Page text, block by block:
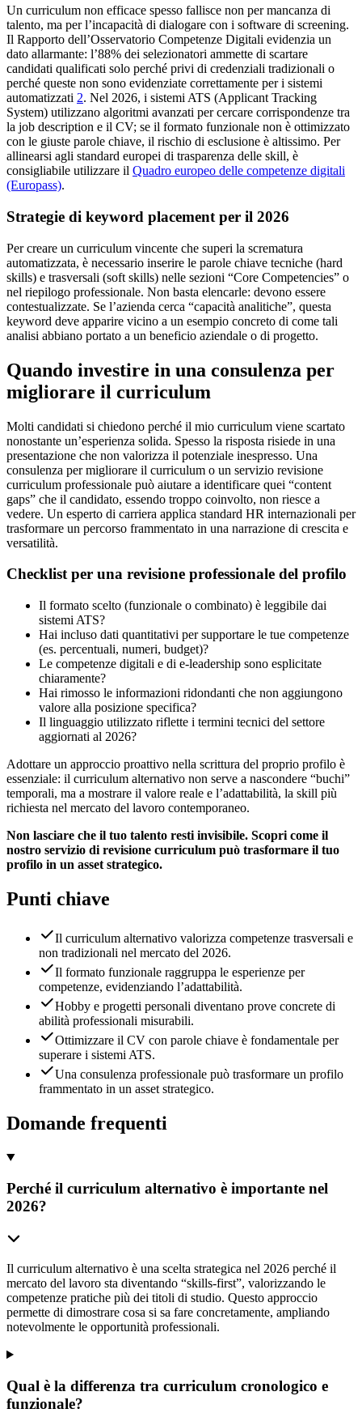
Un curriculum non efficace spesso fallisce non per mancanza di
talento, ma per l’incapacità di dialogare con i software di screening.
Il Rapporto dell’Osservatorio Competenze Digitali evidenzia un
dato allarmante: l’88% dei selezionatori ammette di scartare
candidati qualificati solo perché privi di credenziali tradizionali o
perché queste non sono evidenziate correttamente per i sistemi
automatizzati 2. Nel 2026, i sistemi ATS (Applicant Tracking
System) utilizzano algoritmi avanzati per cercare corrispondenze tra
la job description e il CV; se il formato funzionale non è ottimizzato
con le giuste parole chiave, il rischio di esclusione è altissimo. Per
allinearsi agli standard europei di trasparenza delle skill, è
consigliabile utilizzare il Quadro europeo delle competenze digitali
(Europass).
Strategie di keyword placement per il 2026
Per creare un curriculum vincente che superi la scrematura
automatizzata, è necessario inserire le parole chiave tecniche (hard
skills) e trasversali (soft skills) nelle sezioni “Core Competencies” o
nel riepilogo professionale. Non basta elencarle: devono essere
contestualizzate. Se l’azienda cerca “capacità analitiche”, questa
keyword deve apparire vicino a un esempio concreto di come tali
analisi abbiano portato a un beneficio aziendale o di progetto.
Quando investire in una consulenza per
migliorare il curriculum
Molti candidati si chiedono perché il mio curriculum viene scartato
nonostante un’esperienza solida. Spesso la risposta risiede in una
presentazione che non valorizza il potenziale inespresso. Una
consulenza per migliorare il curriculum o un servizio revisione
curriculum professionale può aiutare a identificare quei “content
gaps” che il candidato, essendo troppo coinvolto, non riesce a
vedere. Un esperto di carriera applica standard HR internazionali per
trasformare un percorso frammentato in una narrazione di crescita e
versatilità.
Checklist per una revisione professionale del profilo
Il formato scelto (funzionale o combinato) è leggibile dai
sistemi ATS?
Hai incluso dati quantitativi per supportare le tue competenze
(es. percentuali, numeri, budget)?
Le competenze digitali e di e-leadership sono esplicitate
chiaramente?
Hai rimosso le informazioni ridondanti che non aggiungono
valore alla posizione specifica?
Il linguaggio utilizzato riflette i termini tecnici del settore
aggiornati al 2026?
Adottare un approccio proattivo nella scrittura del proprio profilo è
essenziale: il curriculum alternativo non serve a nascondere “buchi”
temporali, ma a mostrare il valore reale e l’adattabilità, la skill più
richiesta nel mercato del lavoro contemporaneo.
Non lasciare che il tuo talento resti invisibile. Scopri come il
nostro servizio di revisione curriculum può trasformare il tuo
profilo in un asset strategico.
Punti chiave
Il curriculum alternativo valorizza competenze trasversali e
non tradizionali nel mercato del 2026.
Il formato funzionale raggruppa le esperienze per
competenze, evidenziando l’adattabilità.
Hobby e progetti personali diventano prove concrete di
abilità professionali misurabili.
Ottimizzare il CV con parole chiave è fondamentale per
superare i sistemi ATS.
Una consulenza professionale può trasformare un profilo
frammentato in un asset strategico.
Domande frequenti
Perché il curriculum alternativo è importante nel
2026?
Il curriculum alternativo è una scelta strategica nel 2026 perché il
mercato del lavoro sta diventando “skills-first”, valorizzando le
competenze pratiche più dei titoli di studio. Questo approccio
permette di dimostrare cosa si sa fare concretamente, ampliando
notevolmente le opportunità professionali.
Qual è la differenza tra curriculum cronologico e
funzionale?